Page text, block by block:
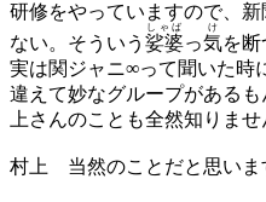
研修をやっていますので、
ない。そういう 娑婆
しゃば
っ気
け
を断
実は関ジャニ∞って聞いた時
違えて妙なグループがある
上さんのことも全然知りませ
村上 当然のことだと思いま